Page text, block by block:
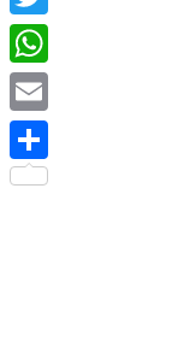
Twitter
WhatsApp
Email
Compartir